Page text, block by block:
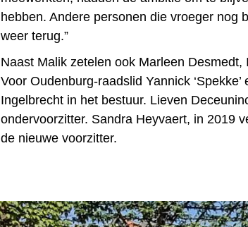
hebben. Andere personen die vroeger nog
weer terug.”
Naast Malik zetelen ook Marleen
Voor Oudenburg-raadslid Yannick
Ingelbrecht in het bestuur. Lieven
ondervoorzitter. Sandra Heyvaert, in 2019
de nieuwe voorzitter.